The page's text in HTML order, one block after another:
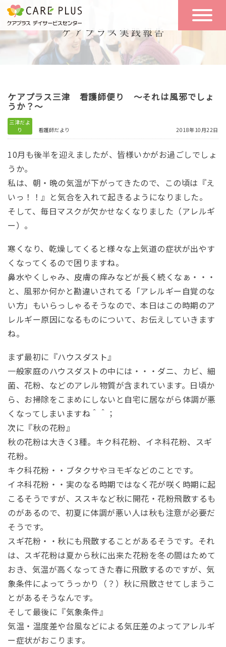
こんな方に
おすすめ
一日の流れ
一日体験
空き状況
実践報告
お問い合わせ
ケアプラス三津 看護師便り ～それは風邪でしょ
うか？～
三津だよ
り
看護師だより 2018年10月22日
10月も後半を迎えましたが、皆様いかがお過ごしでしょ
うか。
私は、朝・晩の気温が下がってきたので、この頃は『え
いっ！！』と気合を入れて起きるようになりました。
そして、毎日マスクが欠かせなくなりました（アレルギ
ー）。
寒くなり、乾燥してくると様々な上気道の症状が出やす
くなってくるので困りますね。
鼻水やくしゃみ、皮膚の痒みなどが長く続くなぁ・・・
と、風邪か何かと勘違いされてる「アレルギー自覚のな
い方」もいらっしゃるそうなので、本日はこの時期のア
レルギー原因になるものについて、お伝えしていきます
ね。
まず最初に『ハウスダスト』
一般家庭のハウスダストの中には・・・ダニ、カビ、細
菌、花粉、などのアレル物質が含まれています。日頃か
ら、お掃除をこまめにしないと自宅に居ながら体調が悪
くなってしまいますね＾＾；
次に『秋の花粉』
秋の花粉は大きく3種。キク科花粉、イネ科花粉、スギ
花粉。
キク科花粉・・ブタクサやヨモギなどのことです。
イネ科花粉・・実のなる時期ではなく花が咲く時期に起
こるそうですが、ススキなど秋に開花・花粉飛散するも
のがあるので、初夏に体調が悪い人は秋も注意が必要だ
そうです。
スギ花粉・・秋にも飛散することがあるそうです。それ
は、スギ花粉は夏から秋に出来た花粉を冬の間はためて
おき、気温が高くなってきた春に飛散するのですが、気
象条件によってうっかり（？）秋に飛散させてしまうこ
とがあるそうなんです。
そして最後に『気象条件』
気温・温度差や台風などによる気圧差のよってアレルギ
ー症状がおこります。